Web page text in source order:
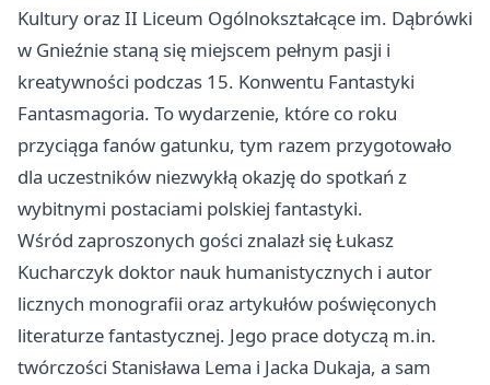
Kultury oraz II Liceum Ogólnokształcące im. Dąbrówki
w Gnieźnie staną się miejscem pełnym pasji i
kreatywności podczas 15. Konwentu Fantastyki
Fantasmagoria. To wydarzenie, które co roku
przyciąga fanów gatunku, tym razem przygotowało
dla uczestników niezwykłą okazję do spotkań z
wybitnymi postaciami polskiej fantastyki.
Wśród zaproszonych gości znalazł się Łukasz
Kucharczyk doktor nauk humanistycznych i autor
licznych monografii oraz artykułów poświęconych
literaturze fantastycznej. Jego prace dotyczą m.in.
twórczości Stanisława Lema i Jacka Dukaja, a sam